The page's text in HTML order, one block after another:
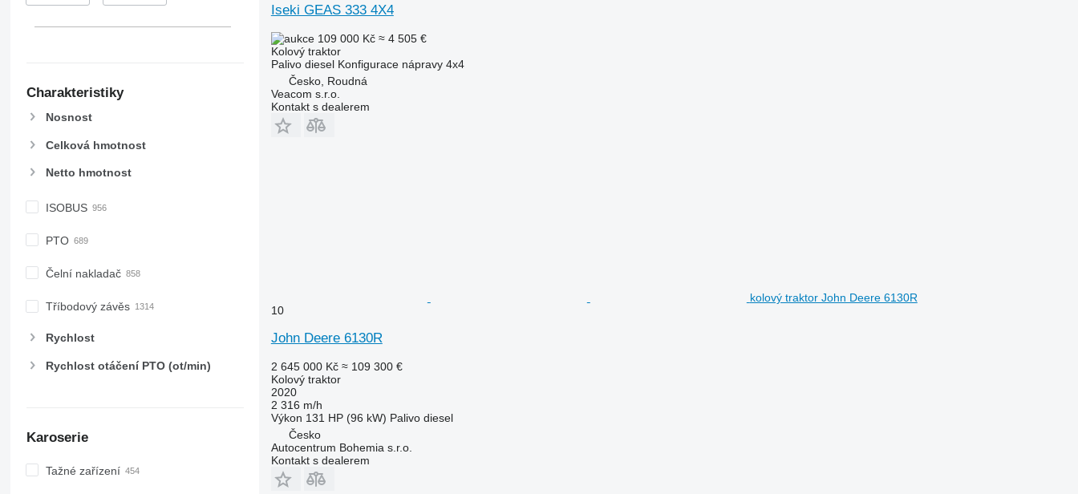
7250
7280 R
7430
7600
7710
7730
7810
7820
7920
8230
8270 R
Charakteristiky
Nosnost
Celková hmotnost
Netto hmotnost
ISOBUS
PTO
Čelní nakladač
Tříbodový závěs
Rychlost
Rychlost otáčení PTO (ot/min)
Karoserie
Tažné zařízení
Iseki GEAS 333 4X4
109 000 Kč ≈ 4 505 €
Kolový traktor
Palivo diesel Konfigurace nápravy 4x4
Česko, Roudná
Veacom s.r.o.
Kontakt s dealerem
kolový traktor John Deere 6130R
10
John Deere 6130R
2 645 000 Kč ≈ 109 300 €
Kolový traktor
2020
2 316 m/h
Výkon 131 HP (96 kW) Palivo diesel
Česko
Autocentrum Bohemia s.r.o.
Kontakt s dealerem